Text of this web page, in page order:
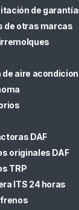
de
de otras marcas
de aire
DAF
originales DAF
TRP
ITS 24 horas